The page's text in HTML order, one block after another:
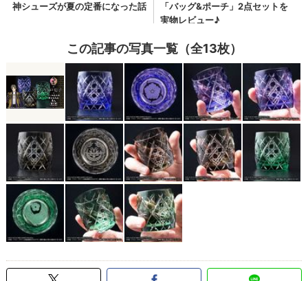
この記事の写真一覧（全13枚）